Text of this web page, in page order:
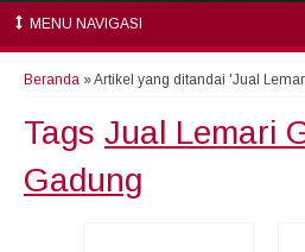
MENU NAVIGASI
Beranda »Artikel yang ditandai 'Jual
Tags Jual Lemari
Gadung